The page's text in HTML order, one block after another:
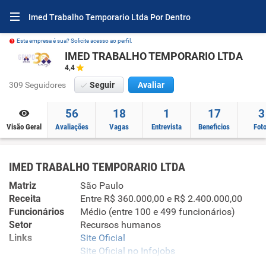
Imed Trabalho Temporario Ltda Por Dentro
Esta empresa é sua? Solicite acesso ao perfil.
IMED TRABALHO TEMPORARIO LTDA
4,4
309 Seguidores Seguir Avaliar
Visão Geral
56
Avaliações
18
Vagas
1
Entrevista
17
Beneficios
3
IMED TRABALHO TEMPORARIO LTDA
Matriz
São Paulo
Receita
Entre R$ 360.000,00 e R$ 2.400.000,00
Funcionários
Médio (entre 100 e 499 funcionários)
Setor
Recursos humanos
Links
Site Oficial
Site Oficial no Infojobs